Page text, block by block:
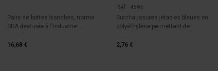
Paire de bottes blanches, norme
SRA destinée à l'industrie
16,68 €
Réf : 4596
Surchaussures jetables bleues en
polyéthylène permettant de
2,76 €